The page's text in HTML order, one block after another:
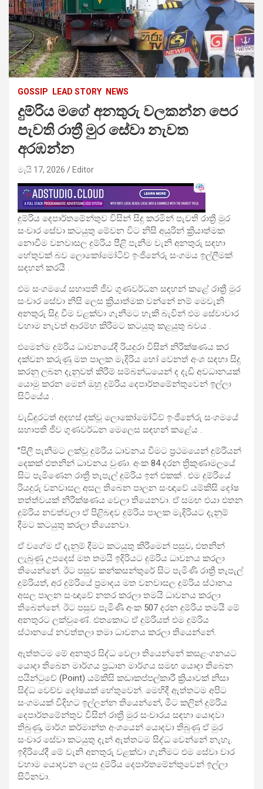
GOSSIP LEAD STORY NEWS
දුම්රිය මගේ අනතුරු වලකන්න පෙර
පැවති රාත්‍රී මුර සේවා නැවත
අරඹන්න
මැයි 17, 2026 Editor
දුම්රිය දෙපාර්තමේන්තුව විසින් සිදු කරමින් පැවති රාත්‍රී මුර
සංචාර සේවා කටයුතු මේවන විට නිසි අයුරින් ක්‍රියාත්මක
නොවීම වනවාසල දුම්රිය පීළි පැනීම වැනි අනතුරු සඳහා
හේතුවක් බව ලොකෝමෝටිව් ඉංජිනේරු සංගම‍ය ඉල්ලීමක්
සඳහන් කරයි .
එම සංගමයේ සභාපති ජීව ගුණවර්ධන සඳහන් කළේ රාත්‍රී මුර
සංචාර සේවා නිසි ලෙස ක්‍රියාත්මක වන්නේ නම් මෙවැනි
අනතුරු සිදු වීම වළක්වා ගැනීමට හැකි බැවින් එම සේවාවාර
වහාම නැවත් ආරම්භ කිරීමට කටයුතු කළයුතු බවය .
එමෙන්ම දුම්රිය ධාවනයේදී රියදුරා විසින් නිරීක්ෂණය කර
දක්වන කරුණු මත පාලක මැදිරිය හෝ වෙනත් අංශ සඳහා සිදු
කරනු ලබන දැනුවත් කිරීම් සම්බන්ධයෙන් ද දැඩි අවධානයක්
යොමු කරන මෙන් ඔහු දුම්රිය දෙපාර්තමේන්තුවෙන් ඉල්ලා
සිටියේය .
වැඩිදුරටත් අදහස් දක්වූ ලොකෝමෝටිව් ඉංජිනේරු සංගමයේ
සභාපති ජීව ගුණවර්ධන මෙලෙස සඳහන් කළේය .
”පිලී පැනීමට ලක්වූ දුම්රිය ධාවනය වීමට ප්‍රථමයෙන් දුම්රියන්
දෙකක් එතනින් ධාවනය වුණා. අංක 84 දරන ත්‍රිකුණාමලයේ
සිට පැමිණෙන රාත්‍රී තැපැල් දුම්රිය ඉන් එකක් . එම දුම්රියේ
රියදුරු වනවාසල අසල තිබෙන පාලන සංඥාවේ යම්කිසි දෝෂ
තත්ත්වයක් නිරීක්ෂණය වෙලා තියෙනවා. ඒ සමඟ එයා එතන
දුම්රිය නවත්වලා ඒ පිළිබඳව දුම්රිය පාලක මැදිරියට දැනුම්
දීමට කටයුතු කරලා තියෙනවා.
ඒ වගේම ඒ දැනුම් දීමට කටයුතු කිරීමෙන් පසුව, එතනින්
ලැබුණු උපදෙස් මත තමයි ඉදිරියට දුම්රිය ධාවනය කරලා
තියෙන්නේ. ඊට පසුව කන්කසන්තුරේ සිට පැමිණි රාත්‍රී තැපැල්
දුම්රියත්, අර දුම්රියේ ප්‍රමාදය මත වනවාසල දුම්රිය ස්ථානය
අසල පාලන සංඥාවේ නතර කරලා තමයි ධාවනය කරලා
තිබෙන්නේ. ඊට පසුව පැමිණි අංක 507 දරන දුම්රිය තමයි මේ
අනතුරට ලක්වුණේ. එතකොට ඒ දුම්රියත් එම දුම්රිය
ස්ථානයේ නවත්තලා තමා ධාවනය කරලා තියෙන්නේ.
ඇත්තටම මේ අනතුර සිද්ධ වෙලා තියෙන්නේ කසළංගනයට
යොදා තිබෙන මාර්ගය ප්‍රධාන මාර්ගය සමඟ යොදා තිබෙන
පයින්ටුවේ (Point) යම්කිසි කඩාකප්පල්කාරී ක්‍රියාවක් නිසා
සිද්ධ වෙච්ච දෝෂයක් හේතුවෙන්. මෙහිදී ඇත්තටම අපිට
සංගමයක් විදිහට ඉල්ලන්න තියෙන්නේ, මීට කලින් දුම්රිය
දෙපාර්තමේන්තුව විසින් රාත්‍රී මුර සංචාරය සඳහා යොදවා
තිබුණු, මාර්ග කර්මාන්ත අංශයෙන් යොදවා තිබුණු ඒ මුර
සංචාර සේවා කටයුතු දැන් ඇත්තටම සිද්ධ වෙන්නේ නැහැ.
ඉදිරියේදී මේ වැනි අනතුරු වළක්වා ගැනීමට එම සේවා වාර
වහාම යොදවන ලෙස දුම්රිය දෙපාර්තමේන්තුවෙන් ඉල්ලා
සිටිනවා.